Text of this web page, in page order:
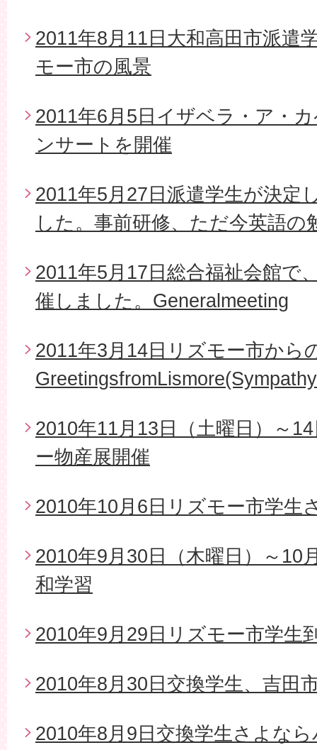
2011年8月11日大和高田市派遣
モー市の風景
2011年6月5日イザベラ・ア・
ンサートを開催
2011年5月27日派遣学生が決定
した。事前研修、ただ今英語の
2011年5月17日総合福祉会館で
催しました。Generalmeeting
2011年3月14日リズモー市から
2010年11月13日（土曜日）～
ー物産展開催
2010年10月6日リズモー市学生
2010年9月30日（木曜日）～10
和学習
2010年9月29日リズモー市学生
2010年8月30日交換学生、吉田
2010年8月9日交換学生さよな